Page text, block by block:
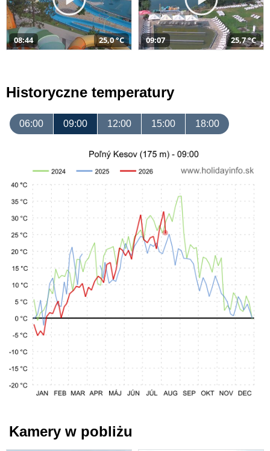
08:44 25,0 °C 09:07 25,7 °C
Historyczne temperatury
06:00 09:00 12:00 15:00 18:00
Kamery w pobliżu